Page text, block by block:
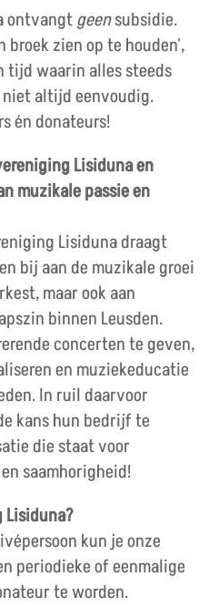
ontvangtgeensubsidie.
broek zien op te houden',
tijd waarin alles steeds
altijd eenvoudig.
én donateurs!
Lisiduna en
muzikale passie en
Lisiduna draagt
bij aan de muzikale groei
maar ook aan
binnen Leusden.
concerten te geven,
en muziekeducatie
In ruil daarvoor
kans hun bedrijf te
die staat voor
saamhorigheid!
kun je onze
periodieke of eenmalige
te worden.